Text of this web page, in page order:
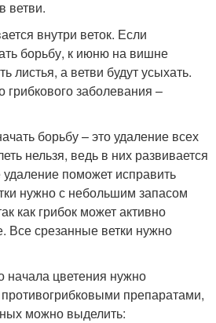
ветви.
внутри веток. Если
борьбу, к июню на вишне
листья, а ветви будут усыхать.
грибкового заболевания –
борьбу – это удаление всех
нельзя, ведь в них развивается
удаление поможет исправить
нужно с небольшим запасом
как грибок может активно
Все срезанные ветки нужно
цветения нужно
препаратами,
можно выделить: